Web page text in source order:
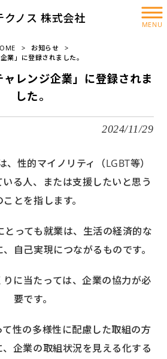
MENU
> お知らせ
>
業」に登録されました。
ャレンジ企業」に登録されま
した。
2024/11/29
、性的マイノリティ（LGBT等）
る人、または支援したいと思う
ことを指します。
とっても就業は、生活の経済的な
自己実現につながるものです。
に当たっては、企業の協力が必
要です。
性の多様性に配慮した取組の方
企業の取組状況を見える化する